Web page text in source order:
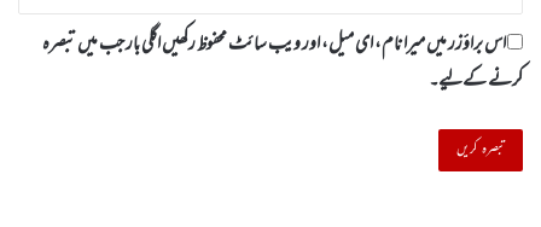
اس براؤزر میں میرا نام، ای میل، اور ویب سائٹ محفوظ رکھیں اگلی بار جب میں تبصرہ
کرنے کےلیے۔